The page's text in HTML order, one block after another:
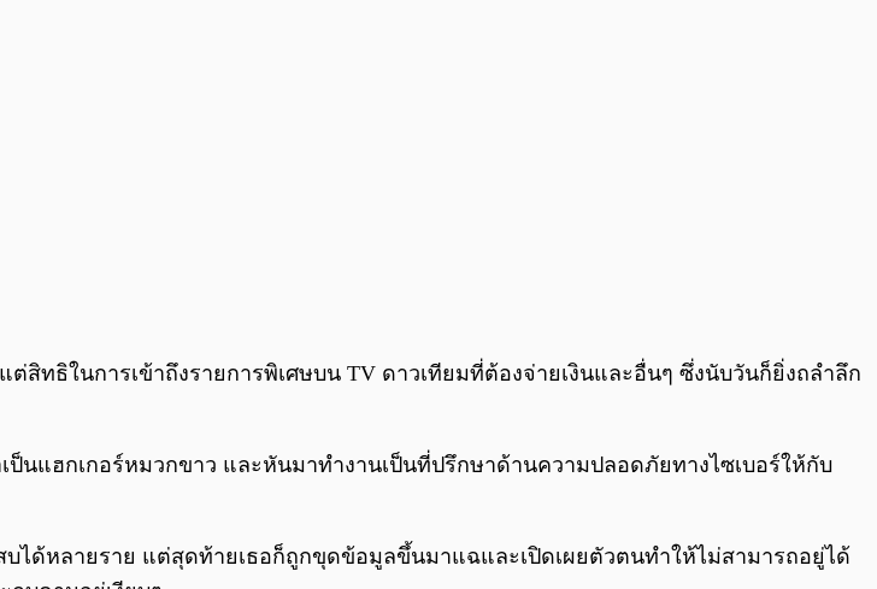
สิทธิในการเข้าถึงรายการพิเศษบน TV ดาวเทียมที่ต้องจ่ายเงินและอื่นๆ ซึ่งนับวันก็ยิ่งถลำลึก
นแฮกเกอร์หมวกขาว และหันมาทำงานเป็นที่ปรึกษาด้านความปลอดภัยทางไซเบอร์ให้กับ
บได้หลายราย แต่สุดท้ายเธอก็ถูกขุดข้อมูลขึ้นมาแฉและเปิดเผยตัวตนทำให้ไม่สามารถอยู่ได้